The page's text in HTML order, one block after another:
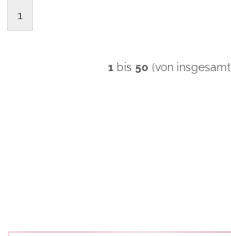
1
1bis 50 (von insgesamt